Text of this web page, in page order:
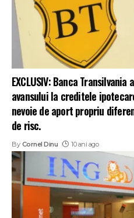
EXCLUSIV: Banca
avansului la creditele
nevoie de aport propriu
de risc.
By Cornel Dinu 10 ani ago